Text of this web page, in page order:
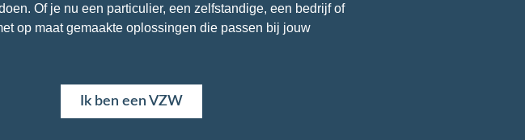
Of je nu een particulier, een zelfstandige, een bedrijf of
op maat gemaakte oplossingen die passen bij jouw
Ik ben een VZW